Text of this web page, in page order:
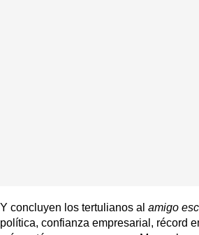
Y concluyen los tertulianos al amigo
política, confianza empresarial, récord